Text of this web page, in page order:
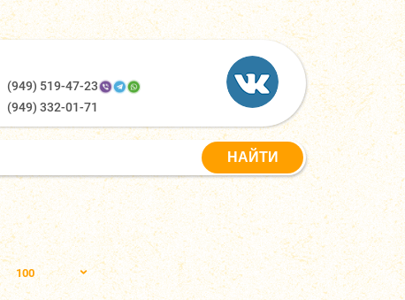
(949) 519-47-23
(949) 332-01-71
100